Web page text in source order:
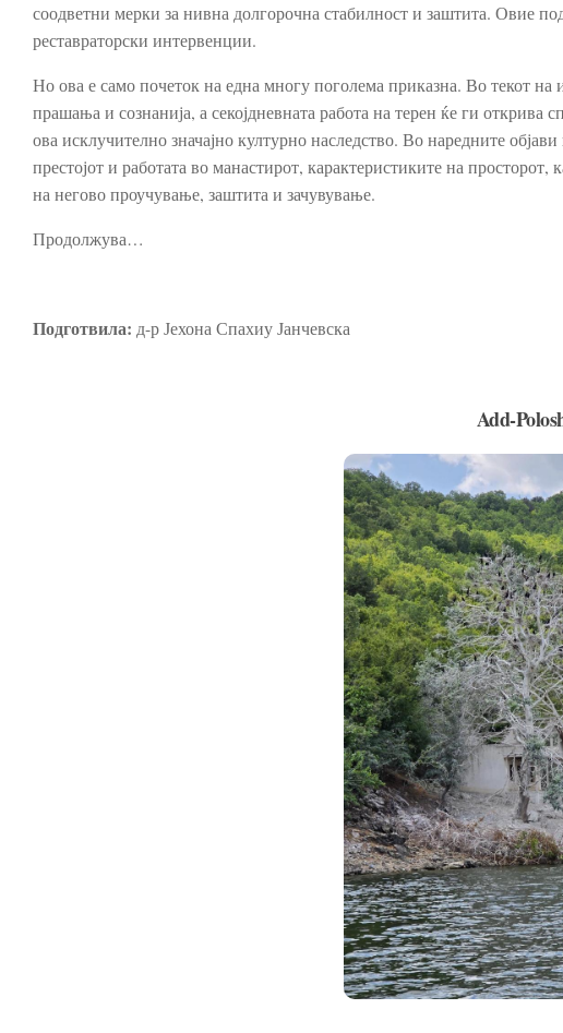
соодветни мерки за нивна долгорочна стабилност и заштита. Овие
реставраторски интервенции.
Но ова е само почеток на една многу поголема приказна. Во текот
прашања и сознанија, а секојдневната работа на терен ќе ги
ова исклучително значајно културно наследство. Во наредните
престојот и работата во манастирот, карактеристиките на
на негово проучување, заштита и зачувување.
Продолжува…
Подготвила: д-р Јехона Спахиу Јанчевска
Add-